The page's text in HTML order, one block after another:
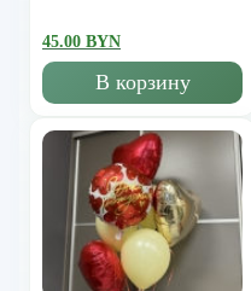
45.00 BYN
В корзину